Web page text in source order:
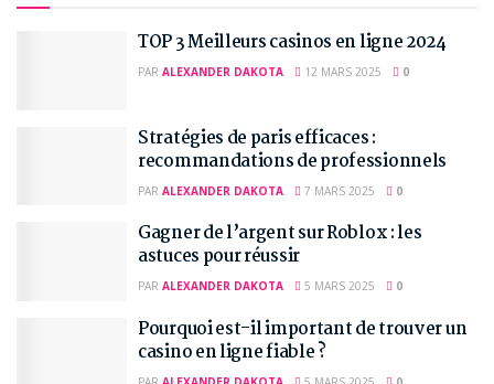
TOP 3 Meilleurs casinos en ligne 2024
PAR ALEXANDER DAKOTA 12 MARS 2025 0
Stratégies de paris efficaces :
recommandations de professionnels
PAR ALEXANDER DAKOTA 7 MARS 2025 0
Gagner de l’argent sur Roblox : les
astuces pour réussir
PAR ALEXANDER DAKOTA 5 MARS 2025 0
Pourquoi est-il important de trouver un
casino en ligne fiable ?